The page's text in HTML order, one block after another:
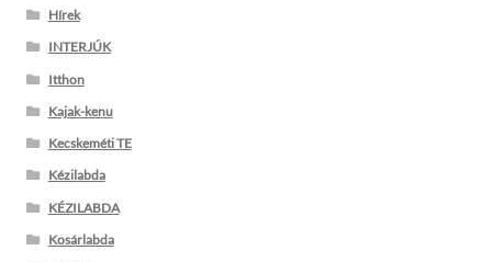
Hírek
INTERJÚK
Itthon
Kajak-kenu
Kecskeméti TE
Kézilabda
KÉZILABDA
Kosárlabda